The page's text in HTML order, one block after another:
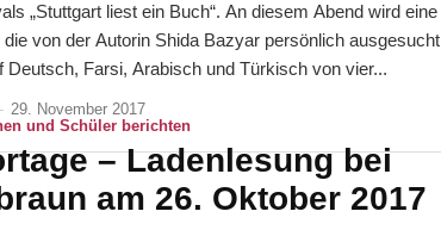
„Stuttgart liest ein Buch“. An diesem Abend wird eine
die von der Autorin Shida Bazyar persönlich ausgesucht
Deutsch, Farsi, Arabisch und Türkisch von vier...
- 29. November 2017
und Schüler berichten
– Ladenlesung bei
am 26. Oktober 2017